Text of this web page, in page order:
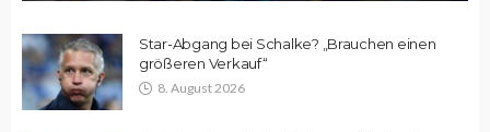
Star-Abgang bei Schalke? „Brauchen einen
größeren Verkauf“
8. August 2026